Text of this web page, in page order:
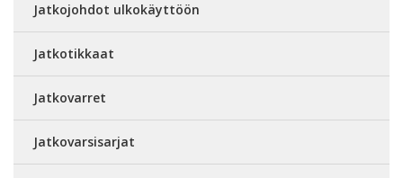
Jatkojohdot ulkokäyttöön
Jatkotikkaat
Jatkovarret
Jatkovarsisarjat